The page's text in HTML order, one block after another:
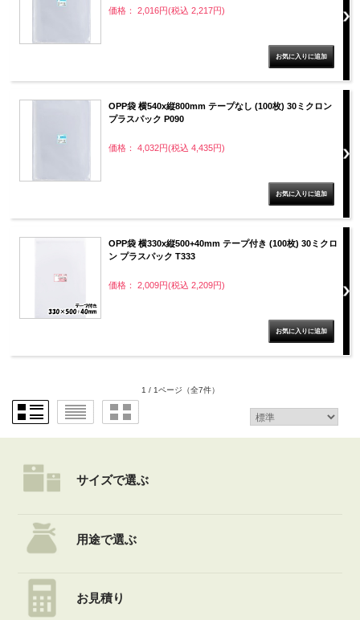
価格： 2,016円(税込 2,217円)
OPP袋 横540x縦800mm テープなし (100枚) 30ミクロン
プラスパック P090
価格： 4,032円(税込 4,435円)
OPP袋 横330x縦500+40mm テープ付き (100枚) 30ミクロ
ン プラスパック T333
価格： 2,009円(税込 2,209円)
1 / 1ページ （全7件）
サイズで選ぶ
用途で選ぶ
お見積り